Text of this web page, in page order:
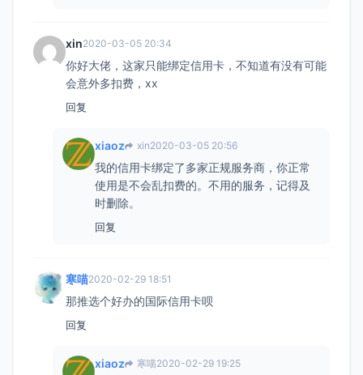
xin2020-03-05 20:34
你好大佬，这家只能绑定信用卡，不知道有没有可能
会意外多扣费，xx
回复
xiaoz xin2020-03-05 20:56
我的信用卡绑定了多家正规服务商，你正常
使用是不会乱扣费的。不用的服务，记得及
时删除。
回复
寒喵2020-02-29 18:51
那推选个好办的国际信用卡呗
回复
xiaoz 寒喵2020-02-29 19:25